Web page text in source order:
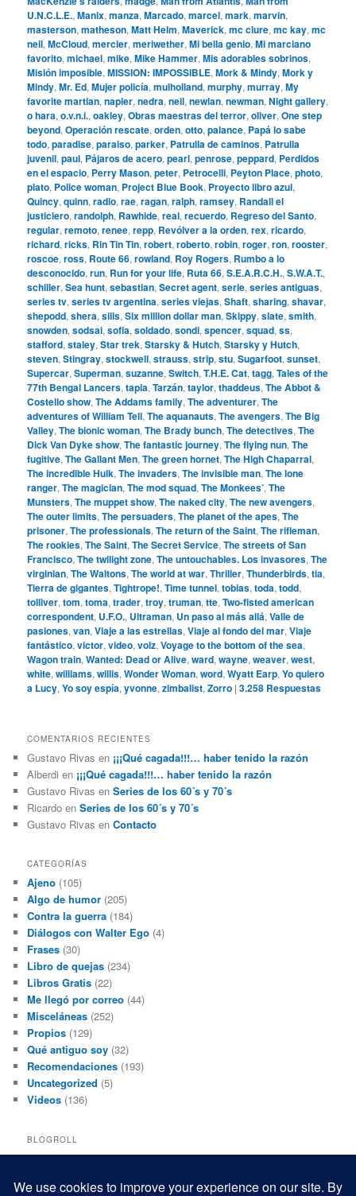
U.N.C.L.E.,Manix,manza,Marcado,marcel,mark,marvin,
masterson,matheson,Matt Helm,Maverick,mc clure,mc kay,mc
neil,McCloud,mercier,meriwether,Mi bella genio,Mi marciano
favorito,michael,mike,Mike Hammer,Mis adorables sobrinos,
Misión imposible,MISSION: IMPOSSIBLE,Mork & Mindy,Mork y
Mindy,Mr. Ed,Mujer policía,mulholland,murphy,murray,My
favorite martian,napier,nedra,neil,newlan,newman,Night gallery,
o hara,o.v.n.i.,oakley,Obras maestras del terror,oliver,One step
beyond,Operación rescate,orden,otto,palance, Papá lo sabe
todo,paradise,paraiso,parker, Patrulla de caminos, Patrulla
juvenil,paul, Pájaros de acero,pearl,penrose,peppard, Perdidos
en el espacio, Perry Mason,peter, Petrocelli, Peyton Place,photo,
plato, Police woman, Project Blue Book, Proyecto libro azul,
Quincy,quinn,radio,rae,ragan,ralph,ramsey, Randall el
justiciero,randolph, Rawhide,real,recuerdo, Regreso del Santo,
regular,remoto,renee,repp, Revólver a la orden,rex,ricardo,
richard,ricks, Rin Tin Tin,robert,roberto,robin,roger,ron,rooster,
roscoe,ross, Route 66,rowland, Roy Rogers, Rumbo a lo
desconocido,run, Run for your life, Ruta 66,S.E.A.R.C.H.,S.W.A.T.,
schiller,Sea hunt,sebastian,Secret agent,serie,series antiguas,
series tv,series tv argentina,series viejas,Shaft,sharing,shavar,
shepodd,shera,sills,Six million dollar man,Skippy,slate,smith,
snowden,sodsai,sofia,soldado,sondi,spencer,squad,ss,
stafford,staley,Star trek,Starsky & Hutch,Starsky y Hutch,
steven,Stingray,stockwell,strauss,strip,stu,Sugarfoot,sunset,
Supercar,Superman,suzanne,Switch,T.H.E. Cat,tagg,Tales of the
77th Bengal Lancers,tapia,Tarzán,taylor,thaddeus,The Abbot &
Costello show,The Addams family,The adventurer,The
adventures of William Tell,The aquanauts,The avengers,The Big
Valley,The bionic woman,The Brady bunch,The detectives,The
Dick Van Dyke show,The fantastic journey,The flying nun,The
fugitive,The Gallant Men,The green hornet,The High Chaparral,
The incredible Hulk,The invaders,The invisible man,The lone
ranger,The magician,The mod squad,The Monkees’,The
Munsters,The muppet show,The naked city,The new avengers,
The outer limits,The persuaders,The planet of the apes,The
prisoner,The professionals,The return of the Saint,The rifleman,
The rookies,The Saint,The Secret Service,The streets of San
Francisco,The twilight zone,The untouchables. Los invasores,The
virginian,The Waltons,The world at war,Thriller,Thunderbirds,tia,
Tierra de gigantes,Tightrope!,Time tunnel,tobias,toda,todd,
tolliver,tom,toma,trader,troy,truman,tte,Two-fisted american
correspondent, U.F.O., Ultraman, Un paso al más allá,Valle de
pasiones,van,Viaje a las estrellas,Viaje al fondo del mar,Viaje
fantástico,victor,video,volz,Voyage to the bottom of the sea,
Wagon train,Wanted: Dead or Alive,ward,wayne,weaver,west,
white,williams,willis,Wonder Woman,word,Wyatt Earp,Yo quiero
a Lucy,Yo soy espía,yvonne,zimbalist,Zorro |3.258 Respuestas
COMENTARIOS RECIENTES
Gustavo Rivas en ¡¡¡Qué cagada!!!… haber tenido la razón
Alberdi en ¡¡¡Qué cagada!!!… haber tenido la razón
Gustavo Rivas enSeries de los 60´s y 70´s
Ricardo enSeries de los 60´s y 70´s
Gustavo Rivas enContacto
CATEGORÍAS
Ajeno (105)
Algo de humor (205)
Contra la guerra (184)
Diálogos con Walter Ego (4)
Frases (30)
Libro de quejas (234)
Libros Gratis (22)
Me llegó por correo (44)
Misceláneas (252)
Propios (129)
Qué antiguo soy (32)
Recomendaciones (193)
Uncategorized (5)
Videos (136)
BLOGROLL
Black and White Power
Mis macrofotografías